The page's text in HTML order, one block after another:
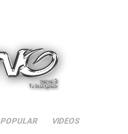
POPULAR VIDEOS